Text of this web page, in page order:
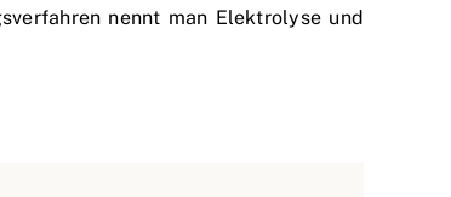
nennt man Elektrolyse und